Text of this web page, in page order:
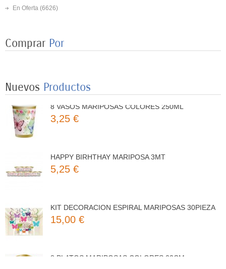
En Oferta (6626)
Comprar Por
Nuevos Productos
8 PLATOS MARIPOSAS COLORES 23CM
3,25 €
5,25 €
15,00 €